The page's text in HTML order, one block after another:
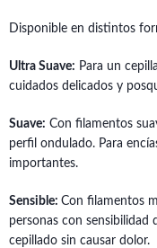
Disponible en distintos
Ultra Suave: Para un
cuidados delicados y
Suave: Con filamentos
perfil ondulado. Para
importantes.
Sensible: Con filamentos
personas con sensibilidad
cepillado sin causar dolor.